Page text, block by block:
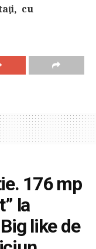
cu
176 mp
la
like de